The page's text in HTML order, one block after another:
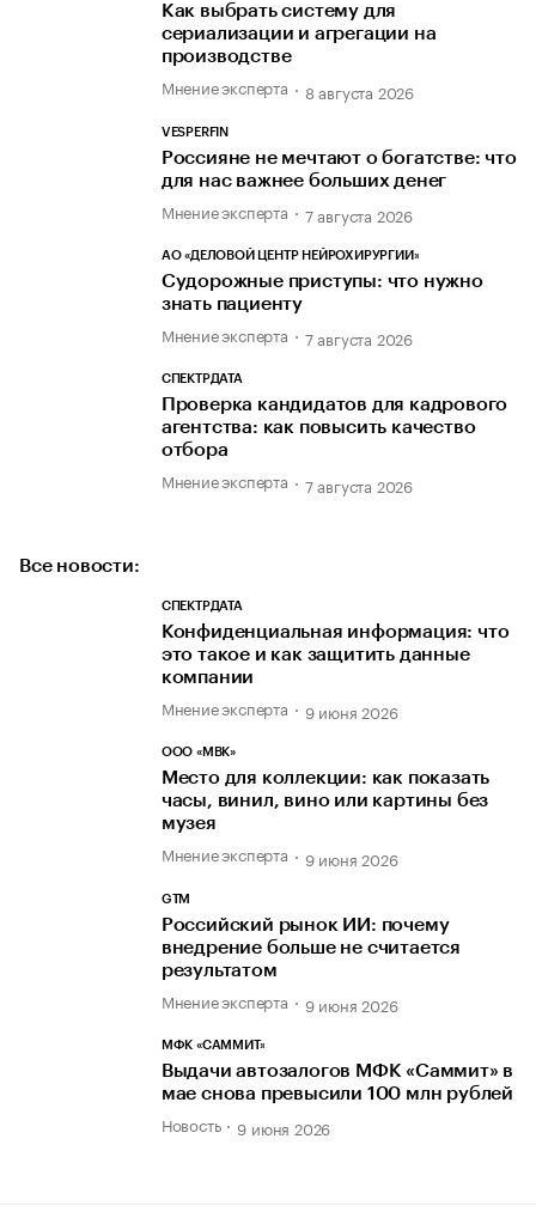
Как выбрать систему для
сериализации и агрегации на
производстве
Мнение эксперта 8 августа 2026
VESPERFIN
Россияне не мечтают о богатстве: что
для нас важнее больших денег
Мнение эксперта 7 августа 2026
АО «ДЕЛОВОЙ ЦЕНТР НЕЙРОХИРУРГИИ»
Судорожные приступы: что нужно
знать пациенту
Мнение эксперта 7 августа 2026
СПЕКТРДАТА
Проверка кандидатов для кадрового
агентства: как повысить качество
отбора
Мнение эксперта 7 августа 2026
Все новости:
СПЕКТРДАТА
Конфиденциальная информация: что
это такое и как защитить данные
компании
Мнение эксперта 9 июня 2026
ООО «МВК»
Место для коллекции: как показать
часы, винил, вино или картины без
музея
Мнение эксперта 9 июня 2026
GTM
Российский рынок ИИ: почему
внедрение больше не считается
результатом
Мнение эксперта 9 июня 2026
МФК «САММИТ»
Выдачи автозалогов МФК «Саммит» в
мае снова превысили 100 млн рублей
Новость 9 июня 2026